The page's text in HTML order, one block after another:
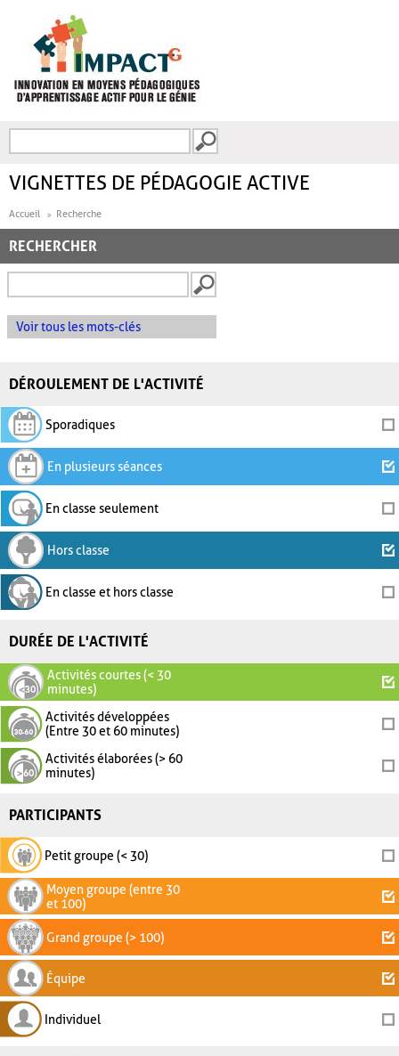
FORMULAIRE DE
VIGNETTES DE PÉDAGOGIE ACTIVE
Accueil Recherche
RECHERCHER
Voir tous les mots-clés
DÉROULEMENT DE L'ACTIVITÉ
Sporadiques
En plusieurs séances
En classe seulement
Hors classe
En classe et hors classe
DURÉE DE L'ACTIVITÉ
Activités courtes (< 30
minutes)
Activités développées
(Entre 30 et 60 minutes)
Activités élaborées (> 60
minutes)
PARTICIPANTS
Petit groupe (< 30)
Moyen groupe (entre 30
et 100)
Grand groupe (> 100)
Équipe
Individuel